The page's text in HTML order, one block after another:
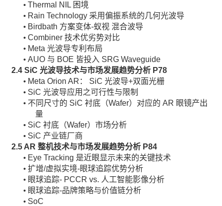
• Thermal NIL 困境
• Rain Technology 采用偏振系统的几何光波导
• Birdbath 方案变体-蚁视 混合波导
• Combiner 技术优劣势对比
• Meta 光波导专利布局
• AUO 与 BOE 皆投入 SRG Waveguide
2.4 SiC 光波导技术与市场发展趋势分析 P78
• Meta Orion AR： SiC 光波导+双面光栅
• SiC 光波导应用之可行性与限制
• 不同尺寸的 SiC 衬底（Wafer）对应的 AR 眼镜产出
量
• SiC 衬底（Wafer）市场分析
• SiC 产业链厂商
2.5 AR 整机技术与市场发展趋势分析 P84
• Eye Tracking 是近眼显示未来的关键技术
• 扩增/虚拟实境-眼球追踪优势分析
• 眼球追踪- PCCR vs. 人工智能影像分析
• 眼球追踪-品牌策略与价值链分析
• SoC